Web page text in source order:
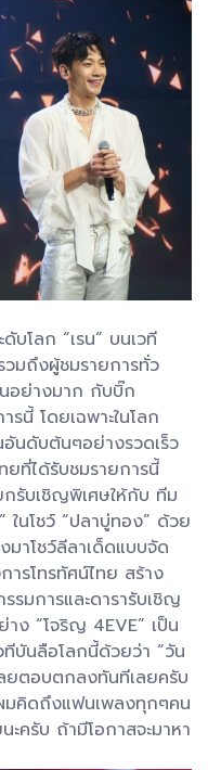
บโลก “เรน” บนเวที
มถึงผู้ชมรายการทั่ว
อย่างมาก กับบิ๊ก
รนี้ โดยเฉพาะในโลก
อันดับต้นๆอย่างรวดเร็ว
ยที่ได้รับชมรายการนี้
กรับเชิญพิเศษให้กับ ทีม
ในโชว์ “ปลาบู่ทอง” ด้วย
มาโชว์ลีลาเด็ดแบบจัด
ารโทรทัศน์ไทย สร้าง
รมการและดารารับเชิญ
ง “โจริญ 4EVE” เป็น
บันลือโลกนี้ด้วยว่า “วัน
ยตอบตกลงทันทีเลยครับ
มคิดถึงแฟนเพลงทุกๆคน
ะครับ ถ้ามีโอกาสจะมาหา